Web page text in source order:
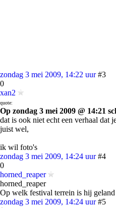
zondag 3 mei 2009, 14:22 uur #3
0
xan2
quote:
Op zondag 3 mei 2009 @ 14:21
dat is ook niet echt een verhaal dat
juist wel,
ik wil foto's
zondag 3 mei 2009, 14:24 uur #4
0
horned_reaper
horned_reaper
Op welk festival terrein is hij geland
zondag 3 mei 2009, 14:24 uur #5